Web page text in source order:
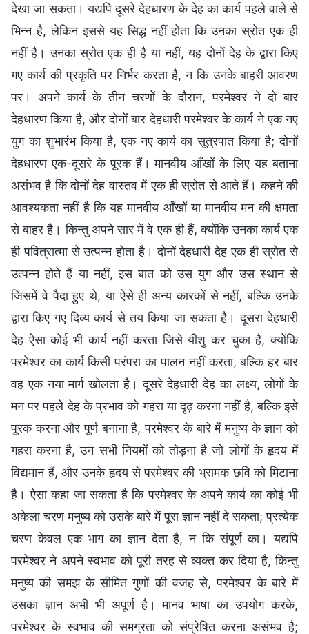
देखा जा सकता। यद्यपि दूसरे देहधारण के देह का कार्य पहले वाले से
भिन्न है, लेकिन इससे यह सिद्ध नहीं होता कि उनका स्रोत एक ही
नहीं है। उनका स्रोत एक ही है या नहीं, यह दोनों देह के द्वारा किए
गए कार्य की प्रकृति पर निर्भर करता है, न कि उनके बाहरी आवरण
पर। अपने कार्य के तीन चरणों के दौरान, परमेश्वर ने दो बार
देहधारण किया है, और दोनों बार देहधारी परमेश्वर के कार्य ने एक नए
युग का शुभारंभ किया है, एक नए कार्य का सूत्रपात किया है; दोनों
देहधारण एक-दूसरे के पूरक हैं। मानवीय आँखों के लिए यह बताना
असंभव है कि दोनों देह वास्तव में एक ही स्रोत से आते हैं। कहने की
आवश्यकता नहीं है कि यह मानवीय आँखों या मानवीय मन की क्षमता
से बाहर है। किन्तु अपने सार में वे एक ही हैं, क्योंकि उनका कार्य एक
ही पवित्रात्मा से उत्पन्न होता है। दोनों देहधारी देह एक ही स्रोत से
उत्पन्न होते हैं या नहीं, इस बात को उस युग और उस स्थान से
जिसमें वे पैदा हुए थे, या ऐसे ही अन्य कारकों से नहीं, बल्कि उनके
द्वारा किए गए दिव्य कार्य से तय किया जा सकता है। दूसरा देहधारी
देह ऐसा कोई भी कार्य नहीं करता जिसे यीशु कर चुका है, क्योंकि
परमेश्वर का कार्य किसी परंपरा का पालन नहीं करता, बल्कि हर बार
वह एक नया मार्ग खोलता है। दूसरे देहधारी देह का लक्ष्य, लोगों के
मन पर पहले देह के प्रभाव को गहरा या दृढ़ करना नहीं है, बल्कि इसे
पूरक करना और पूर्ण बनाना है, परमेश्वर के बारे में मनुष्य के ज्ञान को
गहरा करना है, उन सभी नियमों को तोड़ना है जो लोगों के हृदय में
विद्यमान हैं, और उनके हृदय से परमेश्वर की भ्रामक छवि को मिटाना
है। ऐसा कहा जा सकता है कि परमेश्वर के अपने कार्य का कोई भी
अकेला चरण मनुष्य को उसके बारे में पूरा ज्ञान नहीं दे सकता; प्रत्येक
चरण केवल एक भाग का ज्ञान देता है, न कि संपूर्ण का। यद्यपि
परमेश्वर ने अपने स्वभाव को पूरी तरह से व्यक्त कर दिया है, किन्तु
मनुष्य की समझ के सीमित गुणों की वजह से, परमेश्वर के बारे में
उसका ज्ञान अभी भी अपूर्ण है। मानव भाषा का उपयोग करके,
परमेश्वर के स्वभाव की समग्रता को संप्रेषित करना असंभव है;